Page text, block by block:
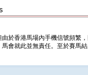
於香港馬場內手機信號頻繁
會就此並無責任。至於賽馬